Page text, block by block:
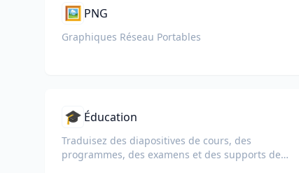
🖼️ PNG
Graphiques Réseau Portables
🎓 Éducation
Traduisez des diapositives de cours, des
programmes, des examens et des supports de